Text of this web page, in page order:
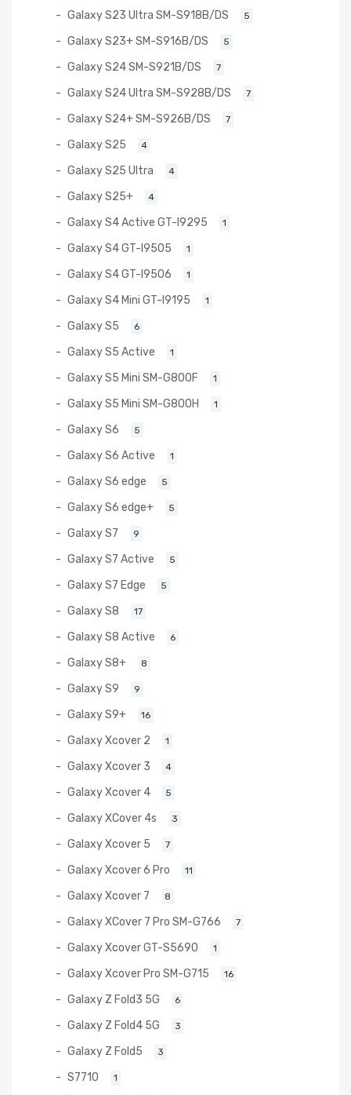
Galaxy S23 Ultra SM-S918B/DS 5
Galaxy S23+ SM-S916B/DS 5
Galaxy S24 SM-S921B/DS 7
Galaxy S24 Ultra SM-S928B/DS 7
Galaxy S24+ SM-S926B/DS 7
Galaxy S25 4
Galaxy S25 Ultra 4
Galaxy S25+ 4
Galaxy S4 Active GT-I9295 1
Galaxy S4 GT-I9505 1
Galaxy S4 GT-I9506 1
Galaxy S4 Mini GT-I9195 1
Galaxy S5 6
Galaxy S5 Active 1
Galaxy S5 Mini SM-G800F 1
Galaxy S5 Mini SM-G800H 1
Galaxy S6 5
Galaxy S6 Active 1
Galaxy S6 edge 5
Galaxy S6 edge+ 5
Galaxy S7 9
Galaxy S7 Active 5
Galaxy S7 Edge 5
Galaxy S8 17
Galaxy S8 Active 6
Galaxy S8+ 8
Galaxy S9 9
Galaxy S9+ 16
Galaxy Xcover 2 1
Galaxy Xcover 3 4
Galaxy Xcover 4 5
Galaxy XCover 4s 3
Galaxy Xcover 5 7
Galaxy Xcover 6 Pro 11
Galaxy Xcover 7 8
Galaxy XCover 7 Pro SM-G766 7
Galaxy Xcover GT-S5690 1
Galaxy Xcover Pro SM-G715 16
Galaxy Z Fold3 5G 6
Galaxy Z Fold4 5G 3
Galaxy Z Fold5 3
S7710 1